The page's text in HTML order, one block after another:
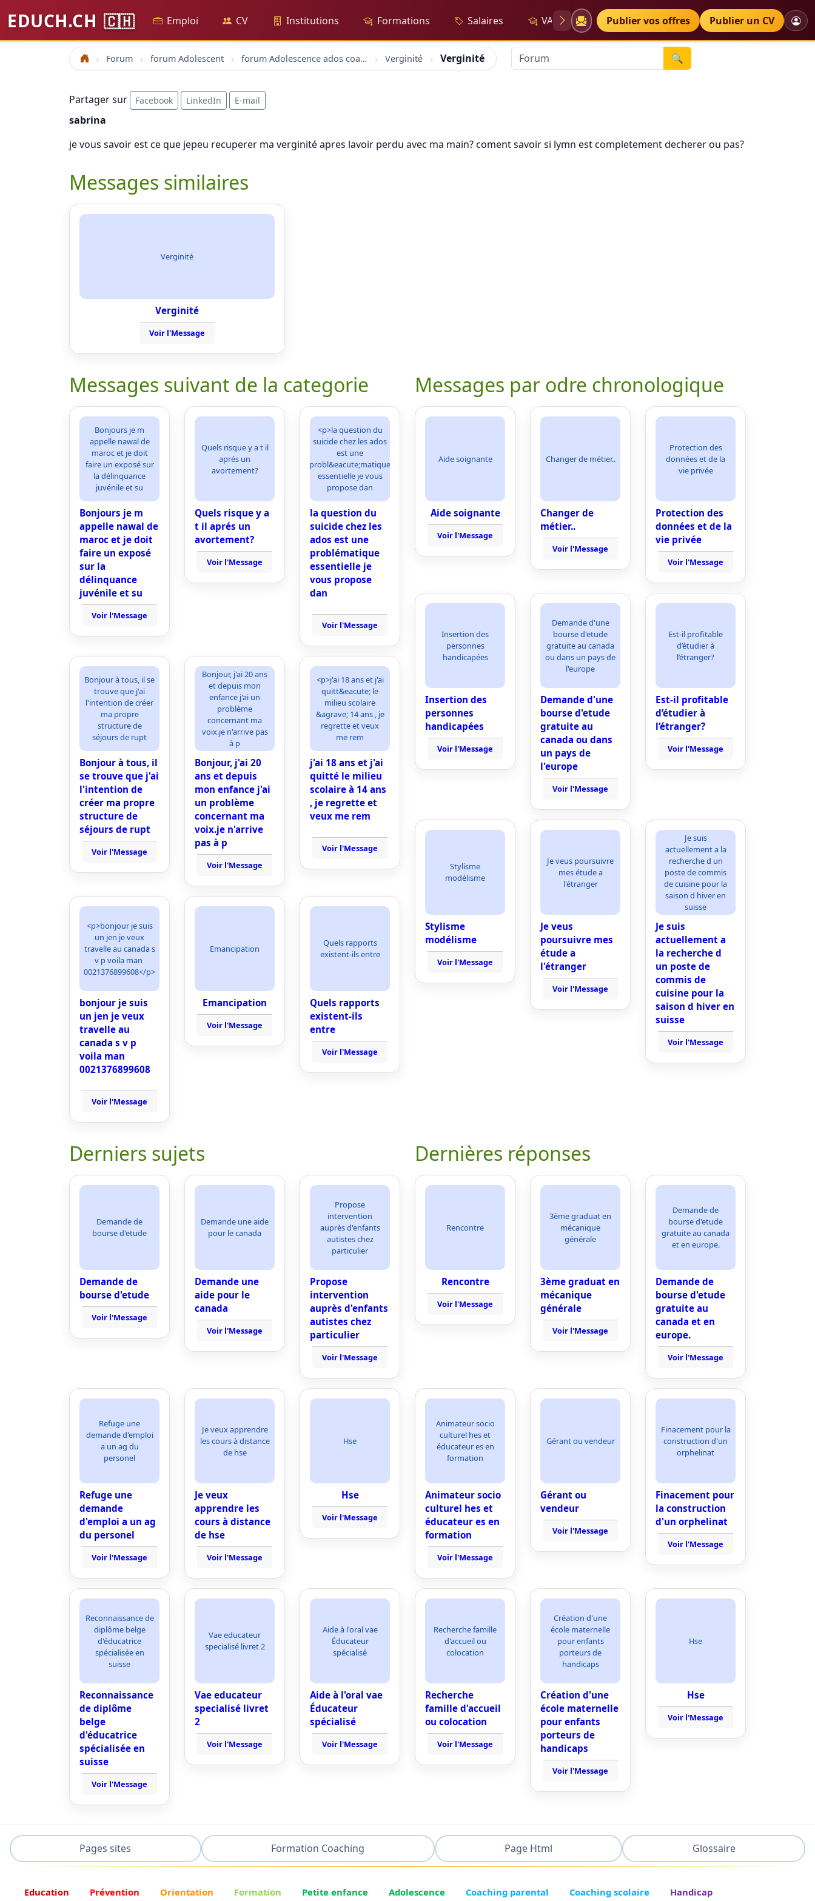
EDUCH.CH 🇨🇭 Emploi CV Institutions Formations Salaires VAE Diplômes Petites annonces
Publier vos offres Publier un CV
Accueil Forum forum Adolescent forum Adolescence ados coaching Verginité Verginité 🔍
Partager sur Facebook LinkedIn E-mail
sabrina
je vous savoir est ce que jepeu recuperer ma verginité apres lavoir perdu avec ma main? coment savoir si lymn est completement decherer ou pas?
Messages similaires
Verginité
Verginité
Voir l'Message
Messages suivant de la categorie
Bonjours je m
appelle nawal de
maroc et je doit
faire un exposé sur
la délinquance
juvénile et su
Bonjours je m
appelle nawal de
maroc et je doit
faire un exposé
sur la
délinquance
juvénile et su
Voir l'Message
Quels risque y a t il
aprés un
avortement?
Quels risque y a
t il aprés un
avortement?
Voir l'Message
<p>la question du
suicide chez les ados
est une
probl&eacute;matique
essentielle je vous
propose dan
la question du
suicide chez les
ados est une
problématique
essentielle je
vous propose
dan
Voir l'Message
Bonjour à tous, il se
trouve que j'ai
l'intention de créer
ma propre
structure de
séjours de rupt
Bonjour à tous, il
se trouve que j'ai
l'intention de
créer ma propre
structure de
séjours de rupt
Voir l'Message
Bonjour, j'ai 20 ans
et depuis mon
enfance j'ai un
problème
concernant ma
voix.je n'arrive pas
à p
Bonjour, j'ai 20
ans et depuis
mon enfance j'ai
un problème
concernant ma
voix.je n'arrive
pas à p
Voir l'Message
<p>j'ai 18 ans et j'ai
quitt&eacute; le
milieu scolaire
&agrave; 14 ans , je
regrette et veux
me rem
j'ai 18 ans et j'ai
quitté le milieu
scolaire à 14 ans
, je regrette et
veux me rem
Voir l'Message
<p>bonjour je suis
un jen je veux
travelle au canada s
v p voila man
0021376899608</p>
bonjour je suis
un jen je veux
travelle au
canada s v p
voila man
0021376899608
Voir l'Message
Emancipation
Emancipation
Voir l'Message
Quels rapports
existent-ils entre
Quels rapports
existent-ils
entre
Voir l'Message
Messages par odre chronologique
Aide soignante
Aide soignante
Voir l'Message
Changer de métier..
Changer de
métier..
Voir l'Message
Protection des
données et de la
vie privée
Protection des
données et de la
vie privée
Voir l'Message
Insertion des
personnes
handicapées
Insertion des
personnes
handicapées
Voir l'Message
Demande d'une
bourse d'etude
gratuite au canada
ou dans un pays de
l'europe
Demande d'une
bourse d'etude
gratuite au
canada ou dans
un pays de
l'europe
Voir l'Message
Est-il profitable
d’étudier à
l’étranger?
Est-il profitable
d’étudier à
l’étranger?
Voir l'Message
Stylisme
modélisme
Stylisme
modélisme
Voir l'Message
Je veus poursuivre
mes étude a
l'étranger
Je veus
poursuivre mes
étude a
l'étranger
Voir l'Message
Je suis
actuellement a la
recherche d un
poste de commis
de cuisine pour la
saison d hiver en
suisse
Je suis
actuellement a
la recherche d
un poste de
commis de
cuisine pour la
saison d hiver en
suisse
Voir l'Message
Derniers sujets
Demande de
bourse d'etude
Demande de
bourse d'etude
Voir l'Message
Demande une aide
pour le canada
Demande une
aide pour le
canada
Voir l'Message
Propose
intervention
auprès d'enfants
autistes chez
particulier
Propose
intervention
auprès d'enfants
autistes chez
particulier
Voir l'Message
Refuge une
demande d'emploi
a un ag du
personel
Refuge une
demande
d'emploi a un ag
du personel
Voir l'Message
Je veux apprendre
les cours à distance
de hse
Je veux
apprendre les
cours à distance
de hse
Voir l'Message
Hse
Hse
Voir l'Message
Reconnaissance de
diplôme belge
d'éducatrice
spécialisée en
suisse
Reconnaissance
de diplôme
belge
d'éducatrice
spécialisée en
suisse
Voir l'Message
Vae educateur
specialisé livret 2
Vae educateur
specialisé livret
2
Voir l'Message
Aide à l'oral vae
Éducateur
spécialisé
Aide à l'oral vae
Éducateur
spécialisé
Voir l'Message
Dernières réponses
Rencontre
Rencontre
Voir l'Message
3ème graduat en
mécanique
générale
3ème graduat en
mécanique
générale
Voir l'Message
Demande de
bourse d'etude
gratuite au canada
et en europe.
Demande de
bourse d'etude
gratuite au
canada et en
europe.
Voir l'Message
Animateur socio
culturel hes et
éducateur es en
formation
Animateur socio
culturel hes et
éducateur es en
formation
Voir l'Message
Gérant ou vendeur
Gérant ou
vendeur
Voir l'Message
Finacement pour la
construction d'un
orphelinat
Finacement pour
la construction
d'un orphelinat
Voir l'Message
Recherche famille
d'accueil ou
colocation
Recherche
famille d'accueil
ou colocation
Voir l'Message
Création d'une
école maternelle
pour enfants
porteurs de
handicaps
Création d'une
école maternelle
pour enfants
porteurs de
handicaps
Voir l'Message
Hse
Hse
Voir l'Message
Pages sites Formation Coaching Page Html Glossaire
Education Prévention Orientation Formation Petite enfance Adolescence Coaching parental Coaching scolaire Handicap